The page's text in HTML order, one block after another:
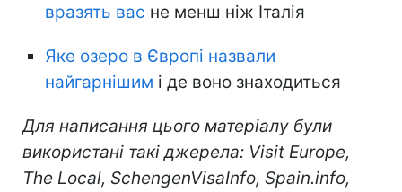
вразять вас не менш ніж Італія
Яке озеро в Європі назвали
найгарнішим і де воно знаходиться
Для написання цього матеріалу були
використані такі джерела: Visit Europe,
The Local, SchengenVisaInfo, Spain.info,